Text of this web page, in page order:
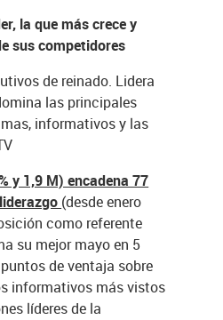
la que más crece y
sus competidores
de reinado. Lidera
las principales
informativos y las
y 1,9 M) encadena 77
(desde enero
como referente
su mejor mayo en 5
de ventaja sobre
informativos más vistos
líderes de la